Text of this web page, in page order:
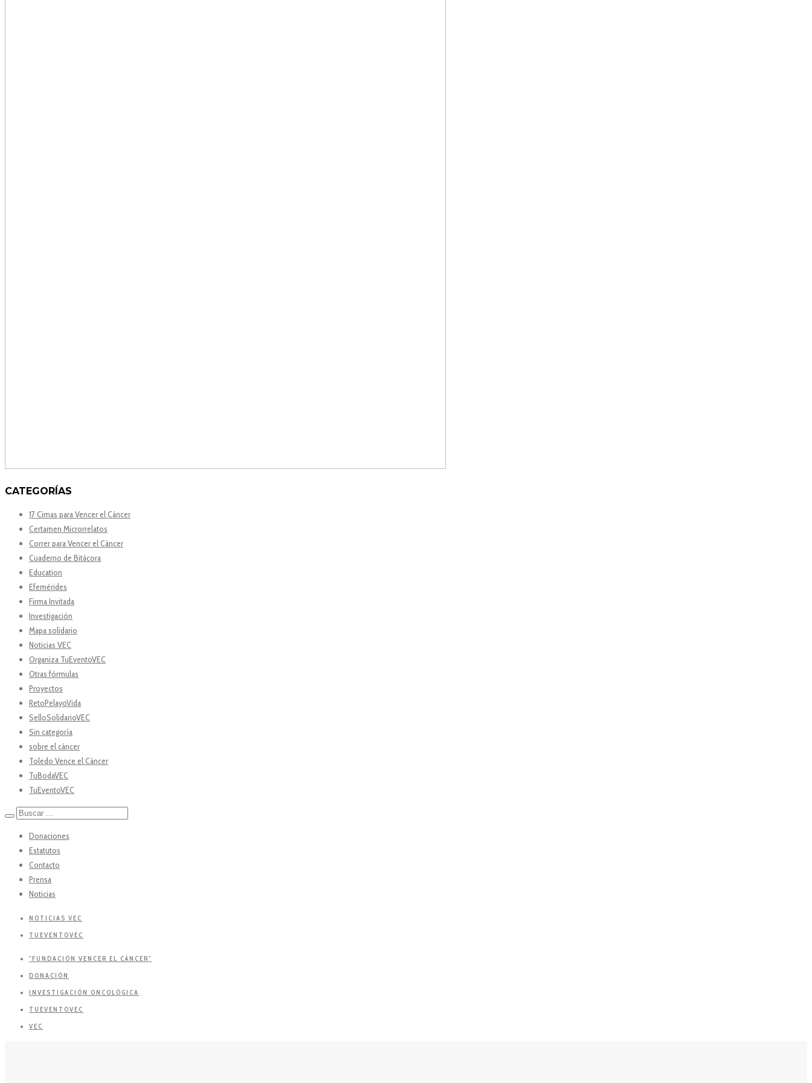
CATEGORÍAS
17 Cimas para Vencer el Cáncer
Certamen Microrrelatos
Correr para Vencer el Cáncer
Cuaderno de Bitácora
Education
Efemérides
Firma Invitada
Investigación
Mapa solidario
Noticias VEC
Organiza TuEventoVEC
Otras fórmulas
Proyectos
RetoPelayoVida
SelloSolidarioVEC
Sin categoría
sobre el cáncer
Toledo Vence el Cáncer
TuBodaVEC
TuEventoVEC
Donaciones
Estatutos
Contacto
Prensa
Noticias
NOTICIAS VEC
TUEVENTOVEC
"FUNDACIÓN VENCER EL CÁNCER"
DONACIÓN
INVESTIGACIÓN ONCOLÓGICA
TUEVENTOVEC
VEC